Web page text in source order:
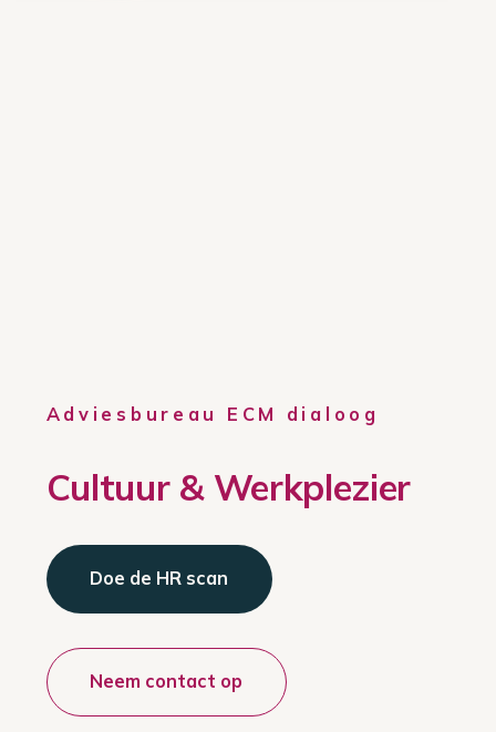
Adviesbureau ECM dialoog
Cultuur & Werkplezier
Doe de HR scan
Neem contact op